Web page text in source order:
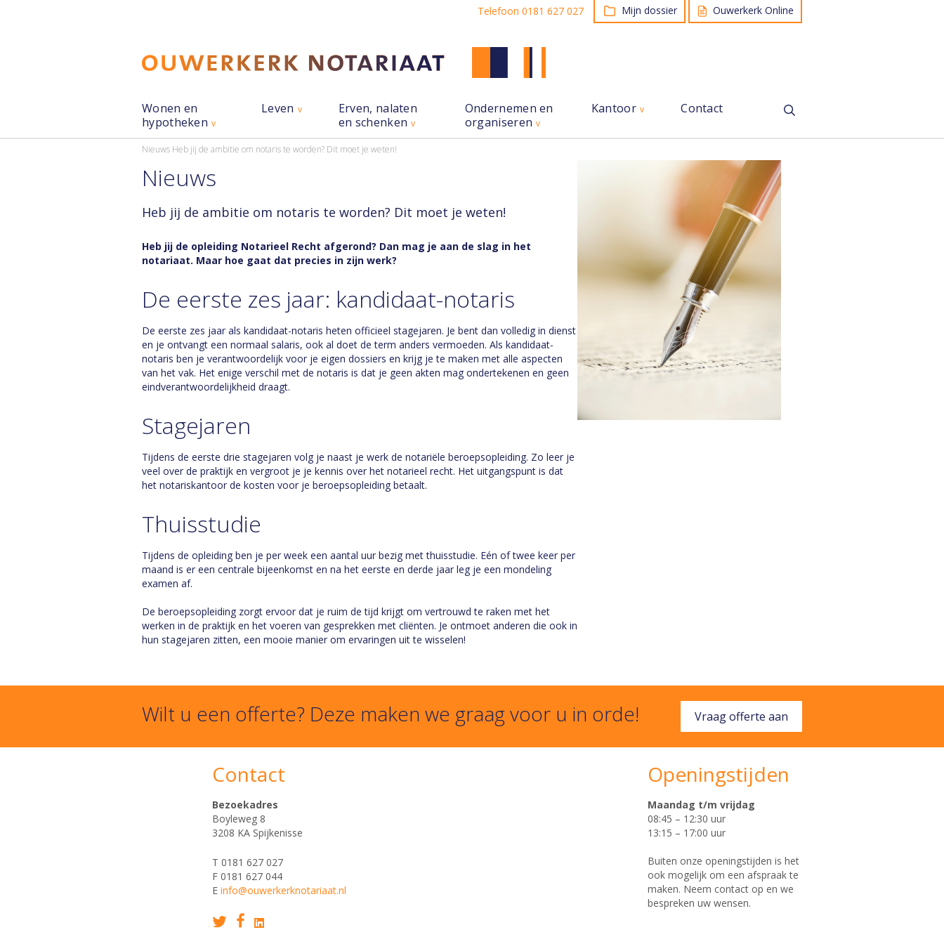
Telefoon 0181 627 027 Mijn dossier Ouwerkerk Online
Wonen en
hypotheken
Leven
Erven, nalaten
en schenken
Ondernemen en
organiseren
Kantoor Contact
Nieuws Heb jij de ambitie om notaris te worden? Dit moet je weten!
Nieuws
Heb jij de ambitie om notaris te worden? Dit moet je weten!
Heb jij de opleiding Notarieel Recht afgerond? Dan mag je aan de slag in het
notariaat. Maar hoe gaat dat precies in zijn werk?
De eerste zes jaar: kandidaat-notaris
De eerste zes jaar als kandidaat-notaris heten officieel stagejaren. Je bent dan volledig in dienst
en je ontvangt een normaal salaris, ook al doet de term anders vermoeden. Als kandidaat-
notaris ben je verantwoordelijk voor je eigen dossiers en krijg je te maken met alle aspecten
van het vak. Het enige verschil met de notaris is dat je geen akten mag ondertekenen en geen
eindverantwoordelijkheid draagt.
Stagejaren
Tijdens de eerste drie stagejaren volg je naast je werk de notariële beroepsopleiding. Zo leer je
veel over de praktijk en vergroot je je kennis over het notarieel recht. Het uitgangspunt is dat
het notariskantoor de kosten voor je beroepsopleiding betaalt.
Thuisstudie
Tijdens de opleiding ben je per week een aantal uur bezig met thuisstudie. Eén of twee keer per
maand is er een centrale bijeenkomst en na het eerste en derde jaar leg je een mondeling
examen af.
De beroepsopleiding zorgt ervoor dat je ruim de tijd krijgt om vertrouwd te raken met het
werken in de praktijk en het voeren van gesprekken met cliënten. Je ontmoet anderen die ook in
hun stagejaren zitten, een mooie manier om ervaringen uit te wisselen!
Wilt u een offerte? Deze maken we graag voor u in orde! Vraag offerte aan
Contact
Bezoekadres
Boyleweg 8
3208 KA Spijkenisse
T 0181 627 027
F 0181 627 044
E info@ouwerkerknotariaat.nl
Openingstijden
Maandag t/m vrijdag
08:45 – 12:30 uur
13:15 – 17:00 uur
Buiten onze openingstijden is het
ook mogelijk om een afspraak te
maken. Neem contact op en we
bespreken uw wensen.